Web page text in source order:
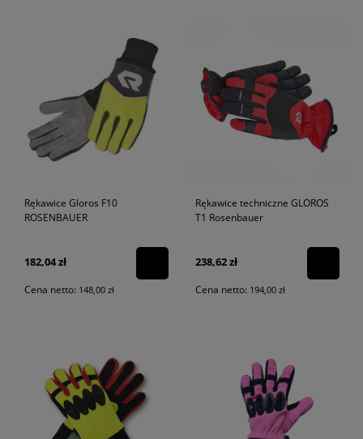
Rękawice Gloros F10
ROSENBAUER
182,04 zł
Cena netto: 148,00 zł
Rękawice techniczne GLOROS
T1 Rosenbauer
238,62 zł
Cena netto: 194,00 zł